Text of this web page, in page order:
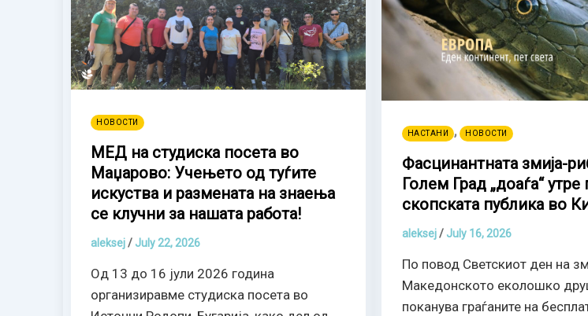
НОВОСТИ
МЕД на студиска посета во
Маџарово: Учењето од туѓите
искуства и размената на знаења
се клучни за нашата работа!
aleksej/ July 22, 2026
Од 13 до 16 јули 2026 година
организиравме студиска посета во
НАСТАНИ , НОВОСТИ
Фасцинантната змија-
Голем Град „доаѓа“ утре
скопската публика во
aleksej/ July 16, 2026
По повод Светскиот ден на
Македонското еколошко
поканува граѓаните на